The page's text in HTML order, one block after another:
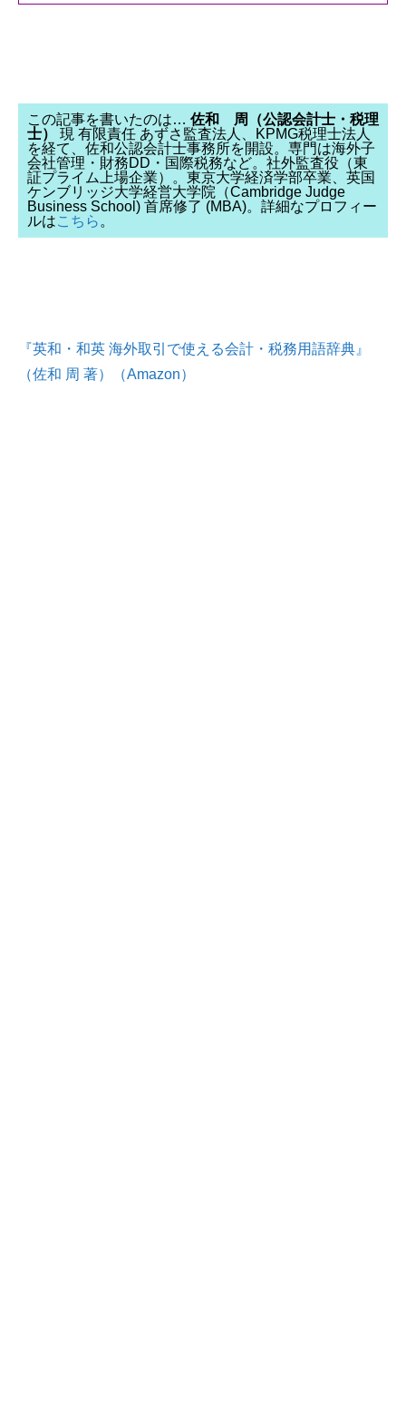
この記事を書いたのは… 佐和 周（公認会計士・税理
士）
現 有限責任 あずさ監査法人、KPMG税理士法人
を経て、佐和公認会計士事務所を開設。専門は海外子
会社管理・財務DD・国際税務など。社外監査役（東
証プライム上場企業）。東京大学経済学部卒業、英国
ケンブリッジ大学経営大学院（Cambridge Judge
Business School) 首席修了 (MBA)。詳細なプロフィー
ルはこちら 。
『英和・和英 海外取引で使える会計・税務用語辞典』
（佐和 周 著）（Amazon）